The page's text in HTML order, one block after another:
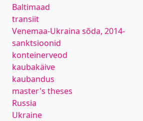
Baltimaad
transiit
Venemaa-Ukraina sõda, 2014-
sanktsioonid
konteinerveod
kaubakäive
kaubandus
master's theses
Russia
Ukraine